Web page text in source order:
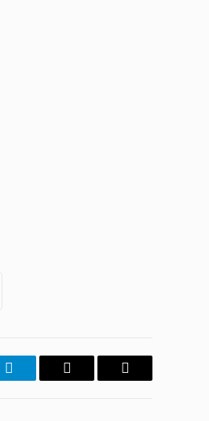
TelegramaCopiar
E-